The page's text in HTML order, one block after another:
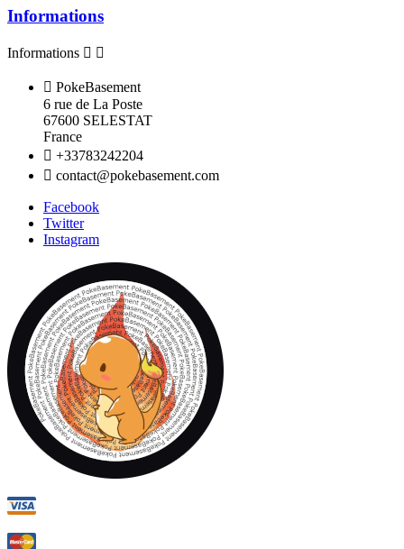
Informations
Informations  
 PokeBasement
6 rue de La Poste
67600 SELESTAT
France
 +33783242204
 contact@pokebasement.com
Facebook
Twitter
Instagram